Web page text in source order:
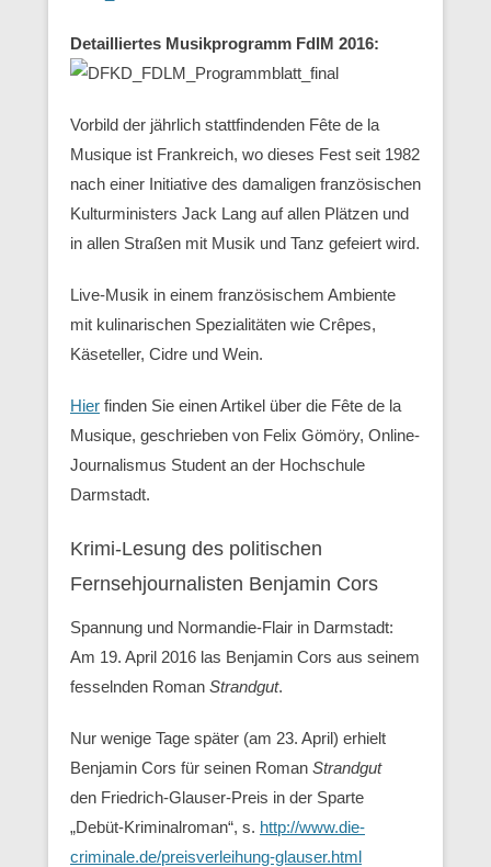
Detailliertes Musikprogramm FdlM 2016:
Vorbild der jährlich stattfindenden Fête de la
Musique ist Frankreich, wo dieses Fest seit 1982
nach einer Initiative des damaligen französischen
Kulturministers Jack Lang auf allen Plätzen und
in allen Straßen mit Musik und Tanz gefeiert wird.
Live-Musik in einem französischem Ambiente
mit kulinarischen Spezialitäten wie Crêpes,
Käseteller, Cidre und Wein.
Hier finden Sie einen Artikel über die Fête de la
Musique, geschrieben von Felix Gömöry, Online-
Journalismus Student an der Hochschule
Darmstadt.
Krimi-Lesung des politischen
Fernsehjournalisten Benjamin Cors
Spannung und Normandie-Flair in Darmstadt:
Am 19. April 2016 las Benjamin Cors aus seinem
fesselnden Roman Strandgut.
Nur wenige Tage später (am 23. April) erhielt
Benjamin Cors für seinen Roman Strandgut
den Friedrich-Glauser-Preis in der Sparte
„Debüt-Kriminalroman“, s. http://www.die-
criminale.de/preisverleihung-glauser.html